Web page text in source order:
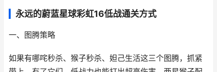
永远的蔚蓝星球彩虹16低战通关方式
一、图腾策略
如果有哪咤秒杀、猴子秒杀、妲己生活这三个图腾，抓紧